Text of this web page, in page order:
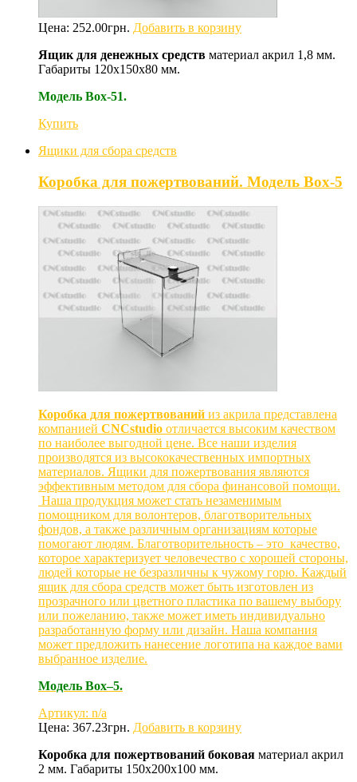
Цена: 252.00грн. Добавить в корзину
Ящик для денежных средств материал акрил 1,8 мм.
Габариты 120х150х80 мм.
Модель Box-51.
Купить
Ящики для сбора средств
Коробка для пожертвований. Модель Box-5
Коробка для пожертвований из акрила представлена
компанией CNCstudio отличается высоким качеством
по наиболее выгодной цене. Все наши изделия
производятся из высококачественных импортных
материалов. Ящики для пожертвования являются
эффективным методом для сбора финансовой помощи.
Наша продукция может стать незаменимым
помощником для волонтеров, благотворительных
фондов, а также различным организациям которые
помогают людям. Благотворительность – это качество,
которое характеризует человечество с хорошей стороны,
людей которые не безразличны к чужому горю. Каждый
ящик для сбора средств может быть изготовлен из
прозрачного или цветного пластика по вашему выбору
или пожеланию, также может иметь индивидуально
разработанную форму или дизайн. Наша компания
может предложить нанесение логотипа на каждое вами
выбранное изделие.
Модель Box–5.
Артикул: n/a
Цена: 367.23грн. Добавить в корзину
Коробка для пожертвований боковая материал акрил
2 мм. Габариты 150х200х100 мм.